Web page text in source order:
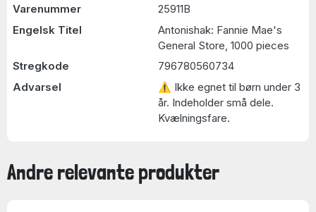
Varenummer
25911B
Engelsk Titel
Antonishak: Fannie Mae's
General Store, 1000 pieces
Stregkode
796780560734
Advarsel
⚠ Ikke egnet til børn under 3
år. Indeholder små dele.
Kvælningsfare.
Andre relevante produkter